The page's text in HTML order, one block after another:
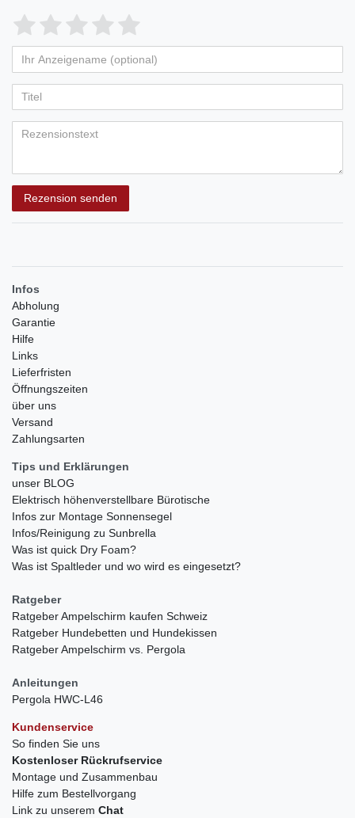
Bewertungssterne
von
5
Bewertungssternen
4
von
5
Bewertungssternen
3
von
5
Bewertungssternen
2
von
5
Bewertungssternen
1
von
5
Bewertungssternen
Anzeigename
(optional)
Rezension senden
Infos
Abholung
Garantie
Hilfe
Links
Lieferfristen
Öffnungszeiten
über uns
Versand
Zahlungsarten
Tips und Erklärungen
unser BLOG
Elektrisch höhenverstellbare Bürotische
Infos zur Montage Sonnensegel
Infos/Reinigung zu Sunbrella
Was ist quick Dry Foam?
Was ist Spaltleder und wo wird es eingesetzt?
Ratgeber
Ratgeber Ampelschirm kaufen Schweiz
Ratgeber Hundebetten und Hundekissen
Ratgeber Ampelschirm vs. Pergola
Anleitungen
Pergola HWC-L46
Kundenservice
So finden Sie uns
Kostenloser Rückrufservice
Montage und Zusammenbau
Hilfe zum Bestellvorgang
Link zu unserem Chat